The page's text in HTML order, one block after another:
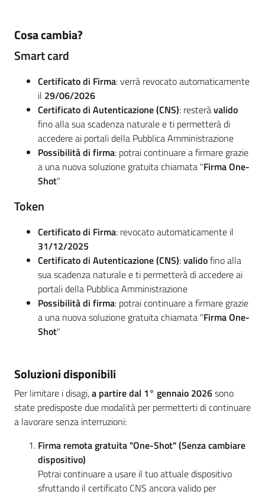
Cosa cambia?
Smart card
Certificato di Firma: verrà revocato automaticamente
il 29/06/2026
Certificato di Autenticazione (CNS): resteràvalido
fino alla sua scadenza naturale e ti permetterà di
accedere ai portali della Pubblica Amministrazione
Possibilità di firma: potrai continuare a firmare grazie
a una nuova soluzione gratuita chiamata "Firma One-
Shot"
Token
Certificato di Firma: revocato automaticamente il
31/12/2025
Certificato di Autenticazione (CNS):validofino alla
sua scadenza naturale e ti permetterà di accedere ai
portali della Pubblica Amministrazione
Possibilità di firma: potrai continuare a firmare grazie
a una nuova soluzione gratuita chiamata "Firma One-
Shot"
Soluzioni disponibili
Per limitare i disagi,a partire dal 1° gennaio 2026sono
state predisposte due modalità per permetterti di continuare
a lavorare senza interruzioni:
Firma remota gratuita "One-Shot" (Senza cambiare
dispositivo)
Potrai continuare a usare il tuo attuale dispositivo
sfruttando il certificato CNS ancora valido per